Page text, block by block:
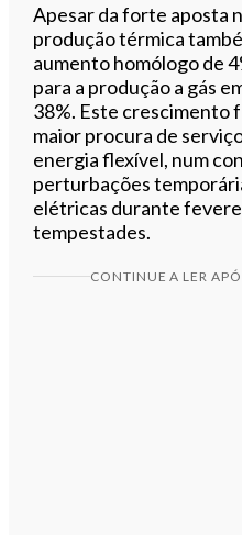
Apesar da forte aposta
produção térmica
aumento homólogo de
para a produção a gás
38%. Este crescimento
maior procura de
energia flexível, num
perturbações
elétricas durante
tempestades.
CONTINUE A LER